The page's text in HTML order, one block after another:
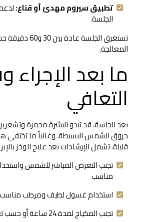
تطبيق سيروم مهدئ أو قناع:لدعم
الجلسة.
تستغرق الجلسة عادة بين 30 و60
المعالجة.
ما بعد الإجراء
التعافي
بعد الجلسة، قد تبدو البشرة محمرة وتشعرين
حروق الشمس البسيطة، وغالباً ما تختفي هذه
قليلة. تشمل الإرشادات بعد علاج الوخز بالإبر
تجنب التعرض المباشر للشمس
مناسب
استخدام غسول لطيف ومرطب مناسب
تجنب المكياج لمدة 24 ساعة أو حسب تعليمات الطبيب